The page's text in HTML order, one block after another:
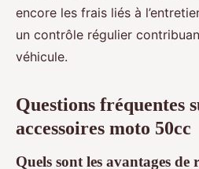
encore les frais liés à
un contrôle régulier
véhicule.
Questions fréquentes
accessoires moto 50cc
Quels sont les avantages de